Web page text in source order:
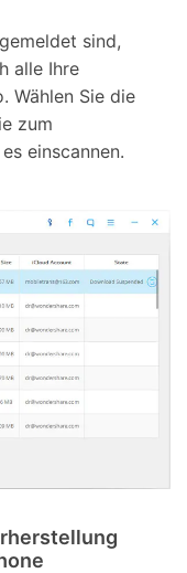
sind,
alle Ihre
Wählen Sie die
zum
einscannen.